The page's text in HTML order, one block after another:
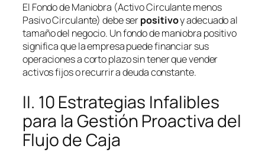
El Fondo de Maniobra (Activo Circulante menos
Pasivo Circulante) debe serpositivoy adecuado al
tamaño del negocio. Un fondo de maniobra positivo
significa que la empresa puede financiar sus
operaciones a corto plazo sin tener que vender
activos fijos o recurrir a deuda constante.
II. 10 Estrategias Infalibles
para la Gestión Proactiva del
Flujo de Caja